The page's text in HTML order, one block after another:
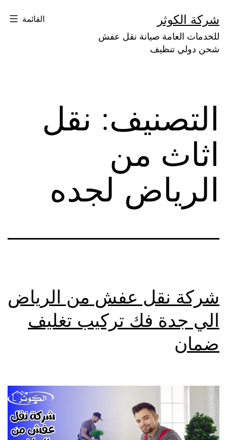
إلى
المحتوى
شركة الكوثر
للخدمات العامة صيانة نقل عفش
شحن دولي تنظيف
القائمة
التصنيف: نقل
اثاث من
الرياض لجده
شركة نقل عفش من الرياض
الي جدة فك تركيب تغليف
ضمان